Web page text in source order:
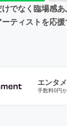
でなく臨場感
ティストを応
エンタ
手数料0円